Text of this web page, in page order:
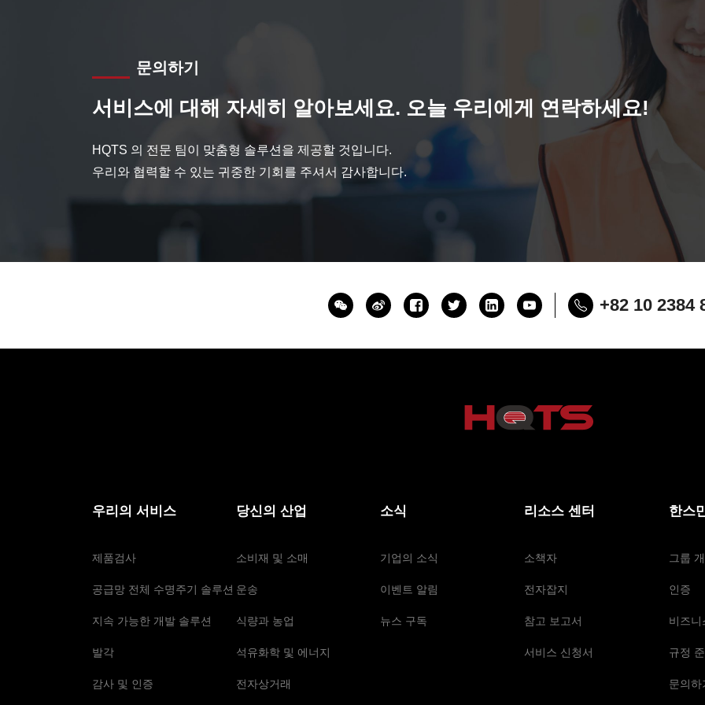
문의하기
서비스에 대해 자세히 알아보세요. 오늘 우리에게 연락하세요!
HQTS 의 전문 팀이 맞춤형 솔루션을 제공할 것입니다.
우리와 협력할 수 있는 귀중한 기회를 주셔서 감사합니다.
+82 10 2384
우리의 서비스
제품검사
공급망 전체 수명주기 솔루션
지속 가능한 개발 솔루션
발각
감사 및 인증
당신의 산업
소비재 및 소매
운송
식량과 농업
석유화학 및 에너지
전자상거래
소식
기업의 소식
이벤트 알림
뉴스 구독
리소스 센터
소책자
전자잡지
참고 보고서
서비스 신청서
한스
그룹
인증
비즈니
규정
문의하